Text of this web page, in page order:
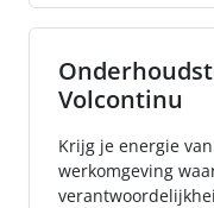
Volcontinu
Krijg je energie
werkomgeving